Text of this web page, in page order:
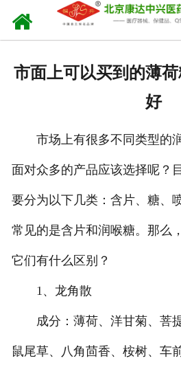
市面上可以买到的薄
好
市场上有很多不同类型的润
面对众多的产品应该选择呢？
要分为以下几类：含片、糖、
常见的是含片和润喉糖。那么
它们有什么区别？
1、龙角散
成分：薄荷、洋甘菊、菩提
鼠尾草、八角茴香、桉树、车